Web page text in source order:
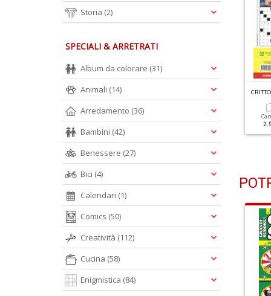
C
RITTOGRAFICI E CERCAPAROLE N.26
Digitale
1.10 €
CRITTOGRAFICI E CERCAPAROLE N.25
Cartacea
2.50 € 1.10 €
Storia (2)
SPECIALI & ARRETRATI
Album da colorare (31)
Animali (14)
Arredamento (36)
Bambini (42)
Benessere (27)
Bici (4)
Calendari (1)
Comics (50)
Creatività (112)
Cucina (58)
Enigmistica (84)